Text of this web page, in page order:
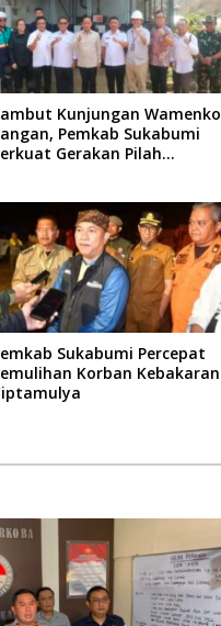
Kunjungan Wamenko
Pemkab Sukabumi
Gerakan Pilah
Sukabumi Percepat
Korban Kebakaran